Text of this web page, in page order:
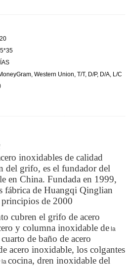
Western Union, T/T, D/P, D/A, L/C
inoxidables de calidad
del grifo, es el fundador del
en China. Fundada en 1999,
fábrica de Huangqi Qinglian
de 2000
cubren el grifo de acero
y columna inoxidable de la
de baño de acero
acero inoxidable, los colgantes
la cocina, dren inoxidable del